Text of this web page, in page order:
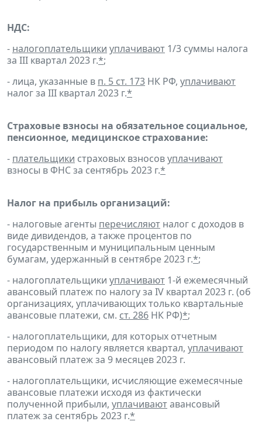
НДС:
- налогоплательщики уплачивают 1/3 суммы налога
за III квартал 2023 г.*;
- лица, указанные в п. 5 ст. 173 НК РФ, уплачивают
налог за III квартал 2023 г.*
Страховые взносы на обязательное социальное,
пенсионное, медицинское страхование:
- плательщики страховых взносовуплачивают
взносы в ФНС за сентябрь 2023 г.*
Налог на прибыль организаций:
- налоговые агенты перечисляют налог с доходов в
виде дивидендов, а также процентов по
государственным и муниципальным ценным
бумагам, удержанный в сентябре 2023 г.*;
- налогоплательщики уплачивают 1-й ежемесячный
авансовый платеж по налогу за IV квартал 2023 г. (об
организациях, уплачивающих только квартальные
авансовые платежи, см. ст. 286 НК РФ)*;
- налогоплательщики, для которых отчетным
периодом по налогу является квартал, уплачивают
авансовый платеж за 9 месяцев 2023 г.
- налогоплательщики, исчисляющие ежемесячные
авансовые платежи исходя из фактически
полученной прибыли, уплачиваютавансовый
платеж за сентябрь 2023 г.*